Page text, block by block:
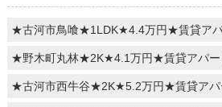
★古河市鳥喰★1LDK★4.4万円★賃貸ア
★野木町丸林★2K★4.1万円★賃貸アパ
★古河市西牛谷★2K★5.2万円★賃貸ア